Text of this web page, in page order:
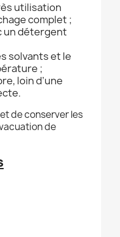
utilisation
complet ;
un détergent
solvants et le
;
loin d’une
de conserver les
de